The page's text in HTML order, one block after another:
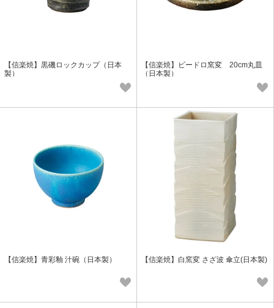
【信楽焼】黒磯ロックカップ（日本
製）
【信楽焼】ビードロ窯変 20cm丸皿
（日本製）
【信楽焼】青彩釉 汁碗（日本製） 【信楽焼】白窯変 さざ波 傘立(日本製)